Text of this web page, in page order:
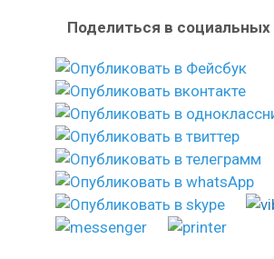
Поделиться в социальных